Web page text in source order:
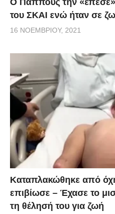
του ΣΚΑΙ ενώ ήταν σε
16 ΝΟΕΜΒΡΊΟΥ, 2021
Kαταπλακώθηκε από
επιβίωσε – Έχασε το
τη θέλησή του για ζωή